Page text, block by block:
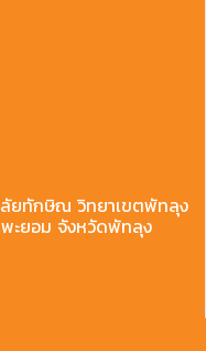
ลัยทักษิณ วิทยาเขตพัทลุง
ะยอม จังหวัดพัทลุง